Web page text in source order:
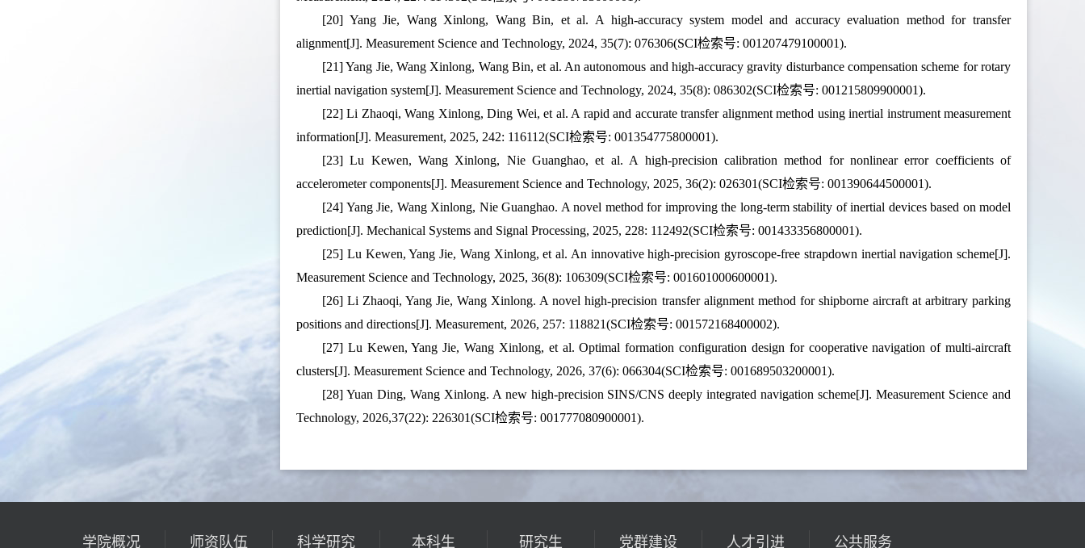
[20] Yang Jie, Wang Xinlong, Wang Bin, et al. A high-accuracy system model and accuracy evaluation method for transfer
alignment[J]. Measurement Science and Technology, 2024, 35(7): 076306(SCI检索号: 001207479100001).
[21] Yang Jie, Wang Xinlong, Wang Bin, et al. An autonomous and high-accuracy gravity disturbance compensation scheme for rotary
inertial navigation system[J]. Measurement Science and Technology, 2024, 35(8): 086302(SCI检索号: 001215809900001).
[22] Li Zhaoqi, Wang Xinlong, Ding Wei, et al. A rapid and accurate transfer alignment method using inertial instrument measurement
information[J]. Measurement, 2025, 242: 116112(SCI检索号: 001354775800001).
[23] Lu Kewen, Wang Xinlong, Nie Guanghao, et al. A high-precision calibration method for nonlinear error coefficients of
accelerometer components[J]. Measurement Science and Technology, 2025, 36(2): 026301(SCI检索号: 001390644500001).
[24] Yang Jie, Wang Xinlong, Nie Guanghao. A novel method for improving the long-term stability of inertial devices based on model
prediction[J]. Mechanical Systems and Signal Processing, 2025, 228: 112492(SCI检索号: 001433356800001).
[25] Lu Kewen, Yang Jie, Wang Xinlong, et al. An innovative high-precision gyroscope-free strapdown inertial navigation scheme[J].
Measurement Science and Technology, 2025, 36(8): 106309(SCI检索号: 001601000600001).
[26] Li Zhaoqi, Yang Jie, Wang Xinlong. A novel high-precision transfer alignment method for shipborne aircraft at arbitrary parking
positions and directions[J]. Measurement, 2026, 257: 118821(SCI检索号: 001572168400002).
[27] Lu Kewen, Yang Jie, Wang Xinlong, et al. Optimal formation configuration design for cooperative navigation of multi-aircraft
clusters[J]. Measurement Science and Technology, 2026, 37(6): 066304(SCI检索号: 001689503200001).
[28] Yuan Ding, Wang Xinlong. A new high-precision SINS/CNS deeply integrated navigation scheme[J]. Measurement Science and
Technology, 2026,37(22): 226301(SCI检索号: 001777080900001).
学院概况 师资队伍 科学研究 本科生 研究生 党群建设 人才引进 公共服务